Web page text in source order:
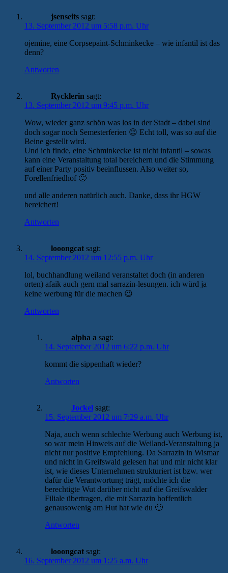
jsenseits sagt:
13. September 2012 um 5:58 p.m. Uhr
ojemine, eine Corpsepaint-Schminkecke – wie infantil ist das
denn?
Antworten
Rycklerin sagt:
13. September 2012 um 9:45 p.m. Uhr
Wow, wieder ganz schön was los in der Stadt – dabei sind
doch sogar noch Semesterferien 😉 Echt toll, was so auf die
Beine gestellt wird.
Und ich finde, eine Schminkecke ist nicht infantil – sowas
kann eine Veranstaltung total bereichern und die Stimmung
auf einer Party positiv beeinflussen. Also weiter so,
Forellenfriedhof 🙂
und alle anderen natürlich auch. Danke, dass ihr HGW
bereichert!
Antworten
looongcat sagt:
14. September 2012 um 12:55 p.m. Uhr
lol, buchhandlung weiland veranstaltet doch (in anderen
orten) afaik auch gern mal sarrazin-lesungen. ich würd ja
keine werbung für die machen 😉
Antworten
alpha a sagt:
14. September 2012 um 6:22 p.m. Uhr
kommt die sippenhaft wieder?
Antworten
Jockel sagt:
15. September 2012 um 7:29 a.m. Uhr
Naja, auch wenn schlechte Werbung auch Werbung ist,
so war mein Hinweis auf die Weiland-Veranstaltung ja
nicht nur positive Empfehlung. Da Sarrazin in Wismar
und nicht in Greifswald gelesen hat und mir nicht klar
ist, wie dieses Unternehmen strukturiert ist bzw. wer
dafür die Verantwortung trägt, möchte ich die
berechtigte Wut darüber nicht auf die Greifswalder
Filiale übertragen, die mit Sarrazin hoffentlich
genausowenig am Hut hat wie du 🙂
Antworten
looongcat sagt:
16. September 2012 um 1:25 a.m. Uhr